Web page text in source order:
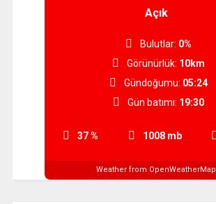
Açık
37 % 1008 mb
Bulutlar: 0%
Görünürlük: 10km
Gündoğumu: 05:24
Gün batımı: 19:30
Weather from OpenWeatherMap